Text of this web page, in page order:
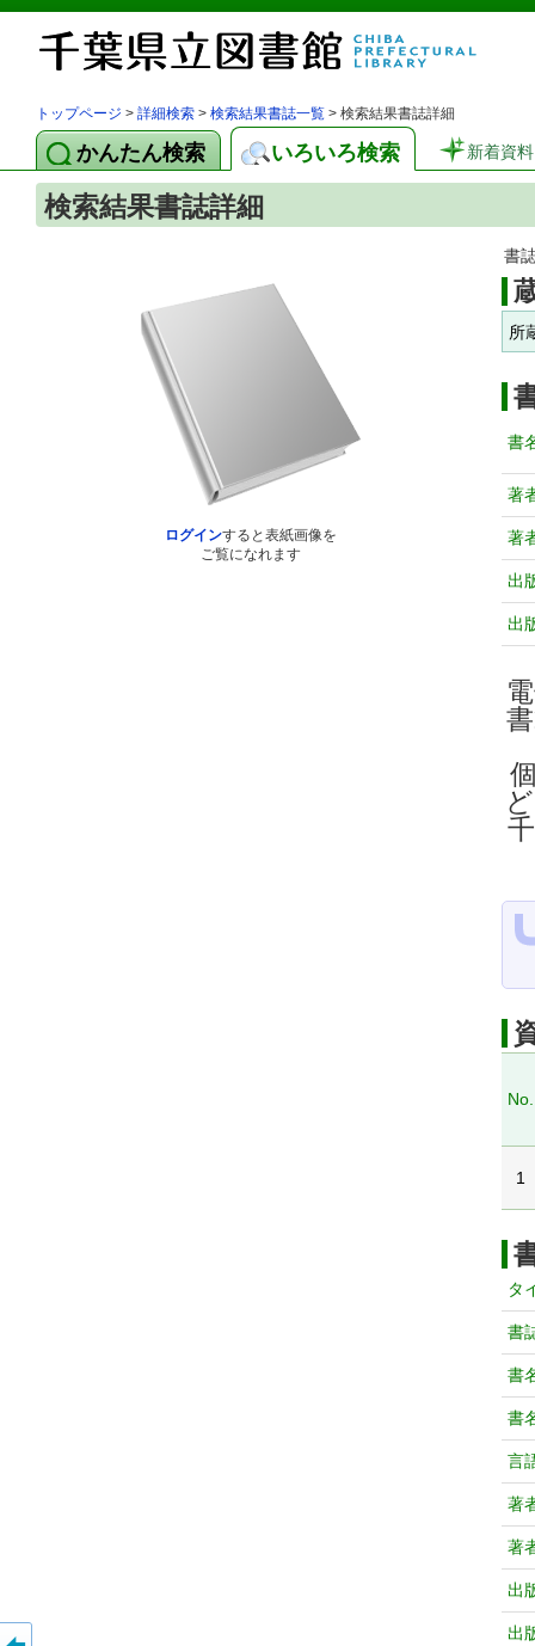
トップページ > 詳細検索 > 検索結果書誌一覧 > 検索結果書誌詳細
かんたん検索 いろいろ検索 新着資料
検索結果書誌詳細
ログインすると表紙画像を
ご覧になれます
書
所
書
著
著
出
出
No.
1
タ
書
書
書
言
著
著
出
出